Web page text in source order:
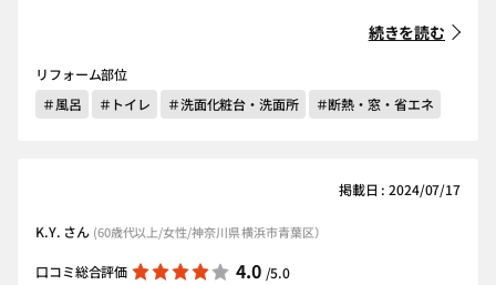
続きを読む
リフォーム部位
＃風呂
＃トイレ ＃洗面化粧台・洗面所 ＃断熱・窓・省エネ
掲載日 : 2024/07/17
K.Y. さん (60歳代以上/女性/神奈川県 横浜市青葉区）
口コミ総合評価 4.0 /5.0